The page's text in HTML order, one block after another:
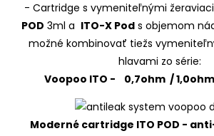
- Cartridge s vymeniteľnými
POD 3ml a ITO-X Pod s objemom
možné kombinovať tiežs
hlavami zo série:
Voopoo ITO - 0,7ohm /
Moderné cartridge ITO POD -